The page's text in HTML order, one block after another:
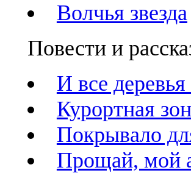
Волчья звезда
Повести и
И все
Курортная
Покрывало
Прощай, мой